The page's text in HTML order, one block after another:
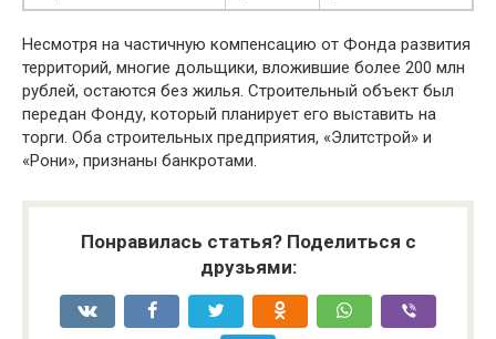
Несмотря на частичную компенсацию от Фонда развития
территорий, многие дольщики, вложившие более 200 млн
рублей, остаются без жилья. Строительный объект был
передан Фонду, который планирует его выставить на
торги. Оба строительных предприятия, «Элитстрой» и
«Рони», признаны банкротами.
Понравилась статья? Поделиться с
друзьями: